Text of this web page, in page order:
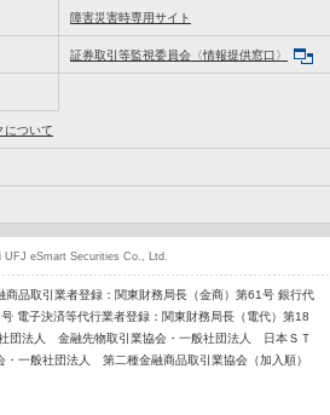
障害災害時専用サイト
証券取引等監視委員会〈情報提供窓口〉
について
商品取引業者登録：関東財務局長（金商）第61号 銀行代
電子決済等代行業者登録：関東財務局長（電代）第18
団法人 金融先物取引業協会・一般社団法人 日本ＳＴ
・一般社団法人 第二種金融商品取引業協会（加入順）
UFJ eSmart Securities Co., Ltd.